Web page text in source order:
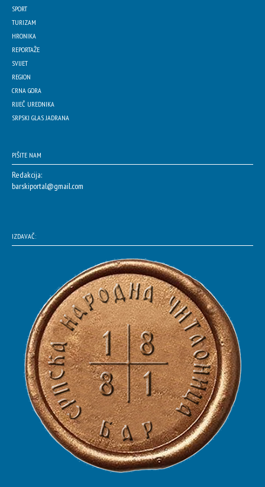
SPORT
TURIZAM
HRONIKA
REPORTAŽE
SVIJET
REGION
CRNA GORA
RIJEČ UREDNIKA
SRPSKI GLAS JADRANA
PIŠITE NAM
Redakcija:
barskiportal@gmail.com
IZDAVAČ: